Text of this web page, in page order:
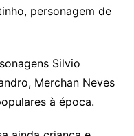
personagem de
Silvio
Merchan Neves
à época.